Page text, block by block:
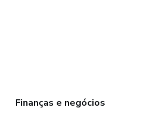
Finanças e negócios